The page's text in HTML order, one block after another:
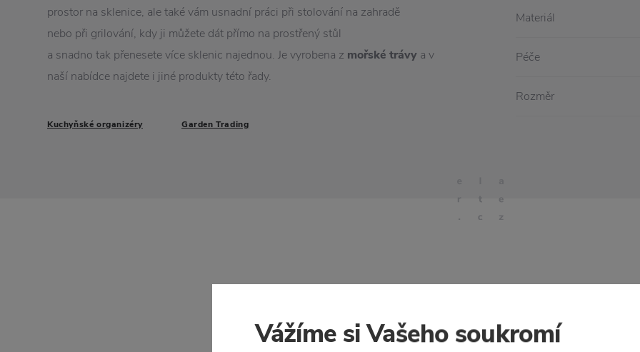
prostor na sklenice, ale také vám usnadní práci při stolování na zahradě
nebo při grilování, kdy ji můžete dát přímo na prostřený stůl
a snadno tak přenesete více sklenic najednou. Je vyrobena z mořské trávy a v
naší nabídce najdete i jiné produkty této řady.
Kuchyňské organizéry Garden Trading
Materiál
Péče
Rozměr
Vážíme si Vašeho soukromí